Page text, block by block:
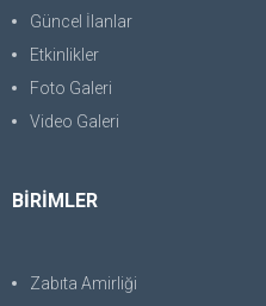
Güncel İlanlar
Etkinlikler
Foto Galeri
Video Galeri
BİRİMLER
Zabıta Amirliği